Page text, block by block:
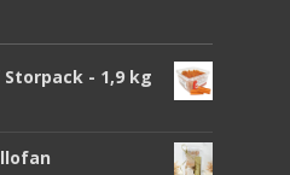
- 1,9 kg